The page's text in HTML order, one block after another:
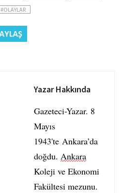
#OLAYLAR
Yazar Hakkında
Gazeteci-Yazar. 8
Mayıs
1943'te Ankara’da
doğdu. Ankara
Koleji ve Ekonomi
Fakültesi mezunu.